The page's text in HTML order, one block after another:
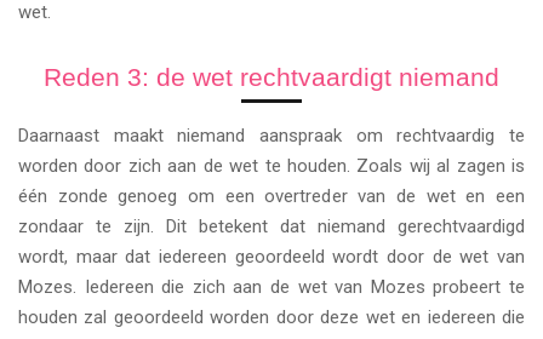
wet.
Reden 3: de wet rechtvaardigt niemand
Daarnaast maakt niemand aanspraak om rechtvaardig te
worden door zich aan de wet te houden. Zoals wij al zagen is
één zonde genoeg om een overtreder van de wet en een
zondaar te zijn. Dit betekent dat niemand gerechtvaardigd
wordt, maar dat iedereen geoordeeld wordt door de wet van
Mozes. Iedereen die zich aan de wet van Mozes probeert te
houden zal geoordeeld worden door deze wet en iedereen die